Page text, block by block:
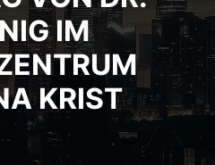
IM
KRIST